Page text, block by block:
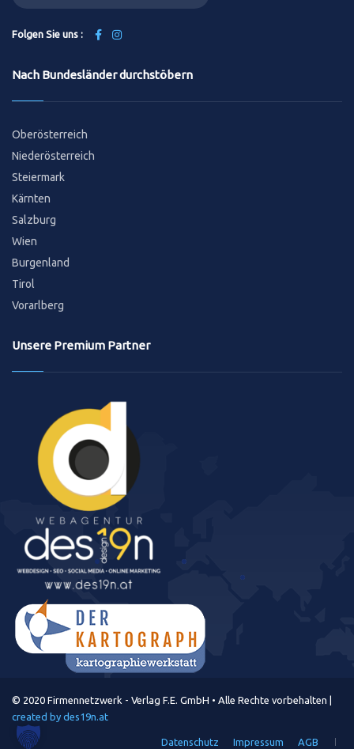
Folgen Sie uns :
Nach Bundesländer durchstöbern
Oberösterreich
Niederösterreich
Steiermark
Kärnten
Salzburg
Wien
Burgenland
Tirol
Vorarlberg
Unsere Premium Partner
© 2020 Firmennetzwerk - Verlag F.E. GmbH • Alle Rechte vorbehalten |
created by des19n.at
Datenschutz Impressum AGB